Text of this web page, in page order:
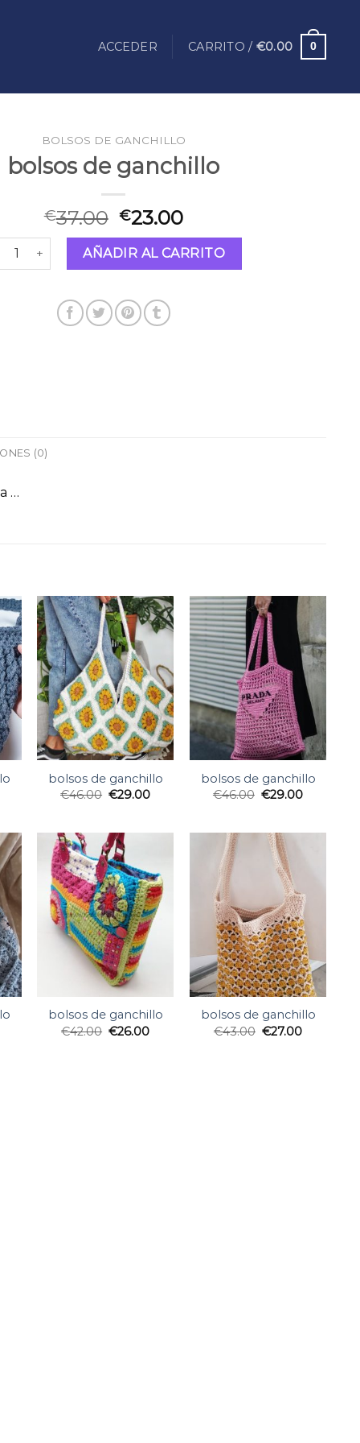
ACCEDER CARRITO / €0.00 0
BOLSOS DE GANCHILLO
bolsos de ganchillo
€37.00 €23.00
de ganchillo cantidad
AÑADIR AL CARRITO
(0)
…
bolsos de ganchillo
€46.00 €29.00
bolsos de ganchillo
€46.00 €29.00
bolsos de ganchillo
€42.00 €26.00
bolsos de ganchillo
€43.00 €27.00